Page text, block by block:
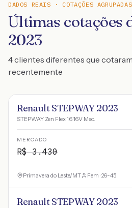
DADOS REAIS · COTAÇÕES
Últimas cotações
2023
4 clientes diferentes que
recentemente
Renault STEPWAY 2023
STEPWAY Zen Flex 1.6 16V Mec.
MERCADO
R$3.430
Primavera do Leste/MT Fem · 26-45
Renault STEPWAY 2023